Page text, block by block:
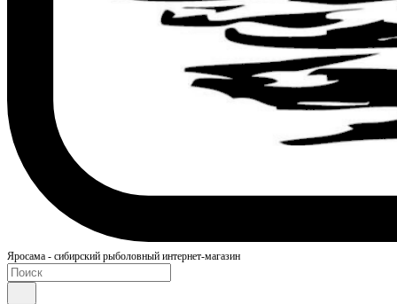
Яросама - сибирский рыболовный интернет-магазин